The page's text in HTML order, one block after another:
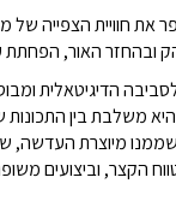
את חוויית הצפייה של
האור, הפחתת עייפות העיניים
לסביבה הדיגיטאלית
משלבת בין התכונות
מיוצרת העדשה,
בטווח הקצר,